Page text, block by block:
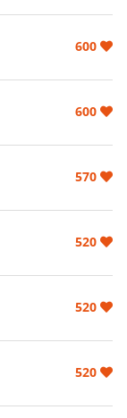
600
600
570
520
520
520